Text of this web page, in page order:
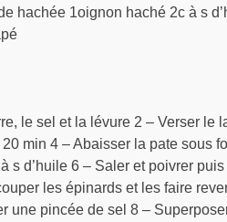
hachée 1oignon haché 2c à s
le sel et la lévure 2 – Verser le
min 4 – Abaisser la pate sous
s d’huile 6 – Saler et poivrer
les épinards et les faire
une pincée de sel 8 –